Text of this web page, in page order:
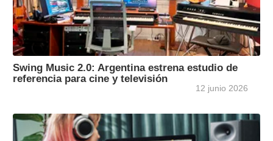
Swing Music 2.0: Argentina estrena estudio de
referencia para cine y televisión
12 junio 2026